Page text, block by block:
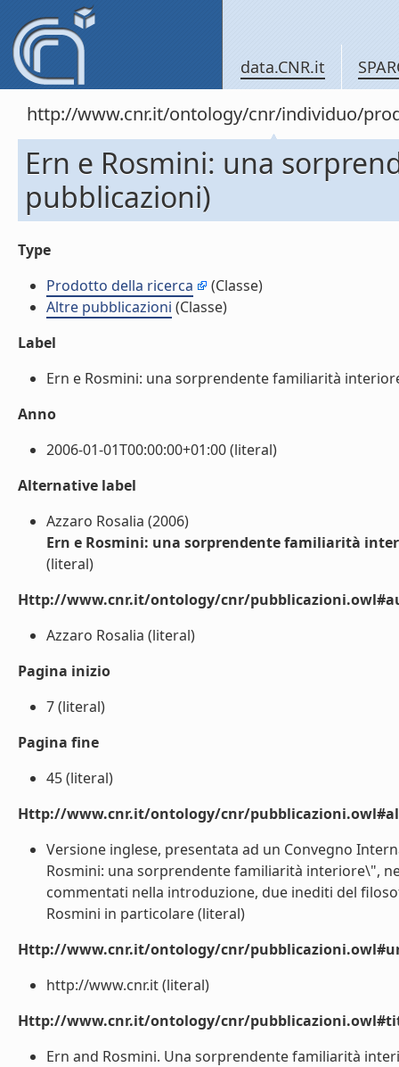
data.CNR.it
http://www.cnr.it/ontology/cnr/individuo/
Ern e Rosmini: una
pubblicazioni)
Type
Prodotto della ricerca
(Classe)
Altre pubblicazioni (Classe)
Label
Ern e Rosmini: una sorprendente familiarità
Anno
2006-01-01T00:00:00+01:00 (literal)
Alternative label
Azzaro Rosalia (2006)
Ern e Rosmini: una sorprendente familiarità
(literal)
Http://www.cnr.it/ontology/cnr/
Azzaro Rosalia (literal)
Pagina inizio
7 (literal)
Pagina fine
45 (literal)
Http://www.cnr.it/ontology/cnr/
Versione inglese, presentata ad un Convegno
Rosmini: una sorprendente familiarità interiore\",
commentati nella introduzione, due inediti del
Rosmini in particolare (literal)
Http://www.cnr.it/ontology/cnr/
http://www.cnr.it (literal)
Http://www.cnr.it/ontology/cnr/
Ern and Rosmini. Una sorprendente familiarità